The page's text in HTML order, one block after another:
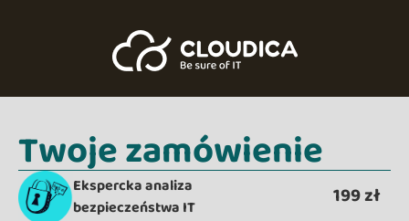
Twoje zamówienie
Ekspercka analiza
bezpieczeństwa IT
199 zł